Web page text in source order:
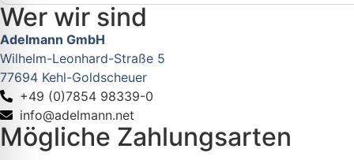
Wer wir sind
Adelmann GmbH
Wilhelm-Leonhard-Straße 5
77694 Kehl-Goldscheuer
+49 (0)7854 98339-0
info@adelmann.net
Mögliche Zahlungsarten